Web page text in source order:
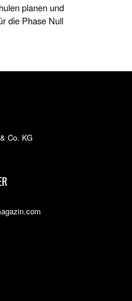
planen und
die Phase Null
Co. KG